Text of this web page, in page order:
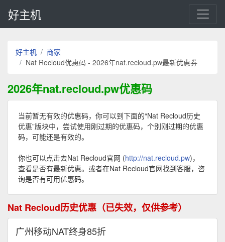
好主机
好主机
商家
Nat Recloud优惠码 - 2026年nat.recloud.pw最新优惠券
2026年nat.recloud.pw优惠码
当前暂无有效的优惠码，你可以到下面的“Nat Recloud历史
优惠”版块中，尝试使用刚过期的优惠码，个别刚过期的优惠
码，可能还是有效的。
你也可以点击去Nat Recloud官网 (http://nat.recloud.pw)，
查看是否有最新优惠。或者在Nat Recloud官网找到客服，咨
询是否有可用优惠码。
Nat Recloud历史优惠（已失效，仅供参考）
广州移动NAT终身85折